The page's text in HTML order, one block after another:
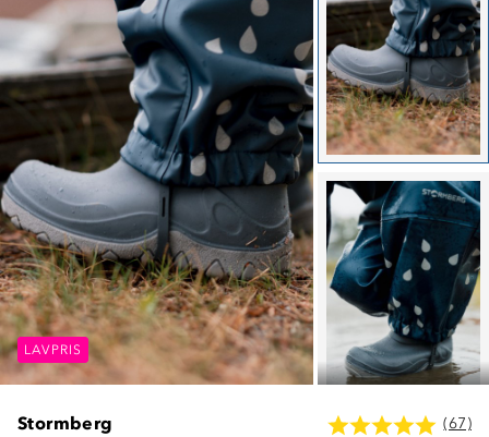
LAVPRIS LAVPRIS
LAVPRIS
Stormberg (67)